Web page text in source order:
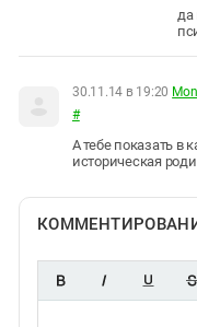
да
30.11.14 в 19:20
#
А тебе показать в
историческая